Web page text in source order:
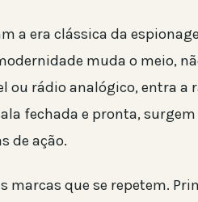
a era clássica da
muda o meio,
ou rádio analógico, entra a
fechada e pronta,
de ação.
marcas que se repetem.